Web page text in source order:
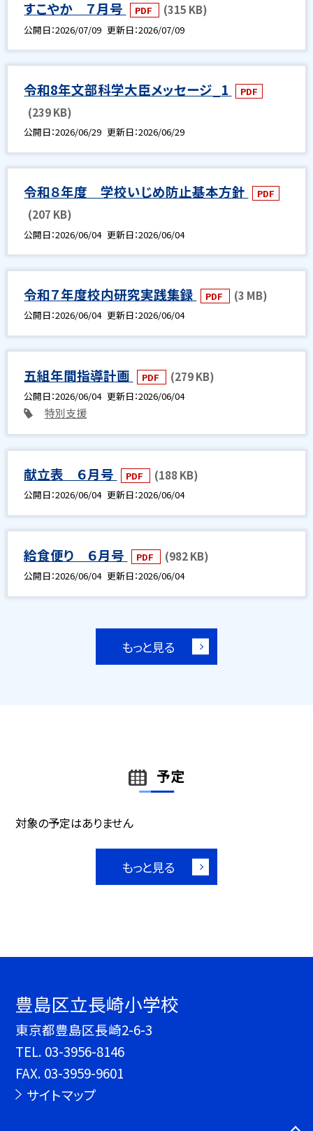
すこやか ７月号 PDF (315 KB)
公開日 2026/07/09 更新日 2026/07/09
令和8年文部科学大臣メッセージ_1 PDF
(239 KB)
公開日 2026/06/29 更新日 2026/06/29
令和８年度 学校いじめ防止基本方針 PDF
(207 KB)
公開日 2026/06/04 更新日 2026/06/04
令和７年度校内研究実践集録 PDF (3 MB)
公開日 2026/06/04 更新日 2026/06/04
五組年間指導計画 PDF (279 KB)
公開日 2026/06/04 更新日 2026/06/04
特別支援
献立表 ６月号 PDF (188 KB)
公開日 2026/06/04 更新日 2026/06/04
給食便り ６月号 PDF (982 KB)
公開日 2026/06/04 更新日 2026/06/04
もっと見る
予定
対象の予定はありません
もっと見る
豊島区立長崎小学校
東京都豊島区長崎2-6-3
TEL. 03-3956-8146
FAX. 03-3959-9601
サイトマップ